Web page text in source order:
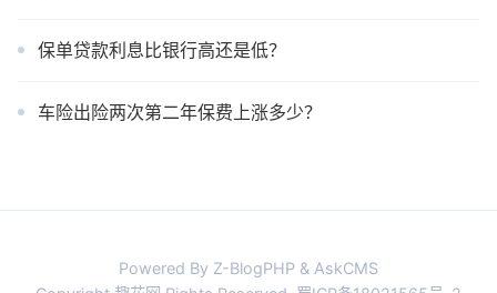
保单贷款利息比银行高还是低？
车险出险两次第二年保费上涨多少？
Powered By Z-BlogPHP & AskCMS